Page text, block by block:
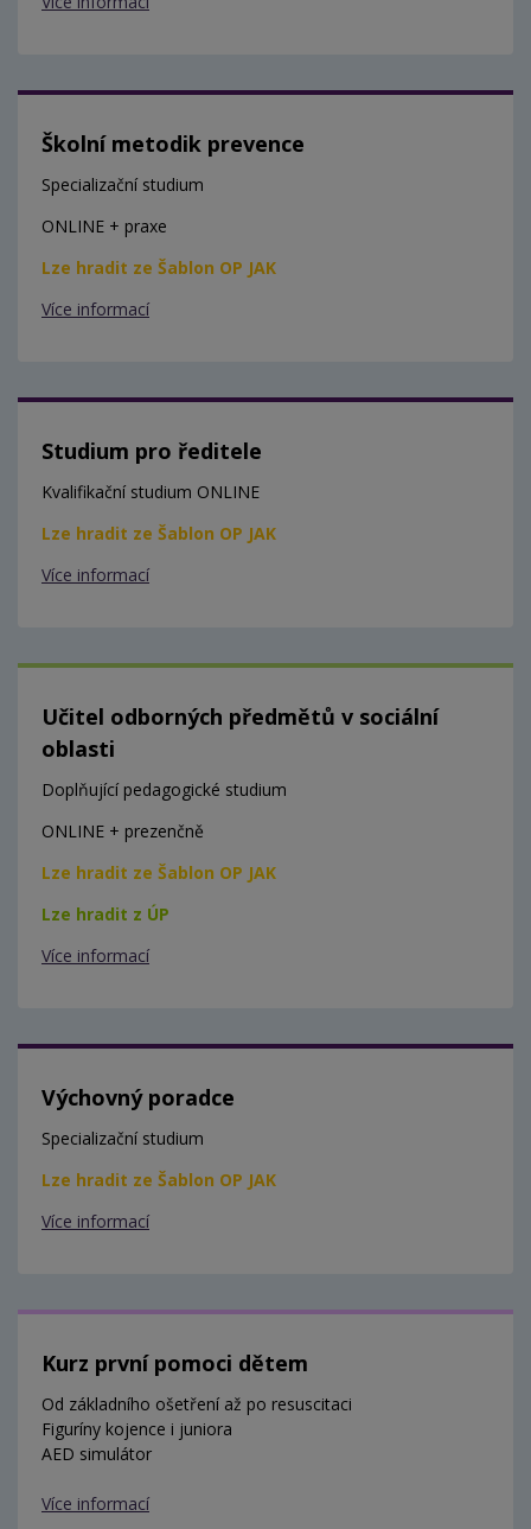
Školní metodik prevence
Specializační studium
ONLINE + praxe
Lze hradit ze Šablon OP JAK
Více informací
Studium pro ředitele
Kvalifikační studium ONLINE
Lze hradit ze Šablon OP JAK
Více informací
Učitel odborných předmětů v sociální
oblasti
Doplňující pedagogické studium
ONLINE + prezenčně
Lze hradit ze Šablon OP JAK
Lze hradit z ÚP
Více informací
Výchovný poradce
Specializační studium
Lze hradit ze Šablon OP JAK
Více informací
Kurz první pomoci dětem
Od základního ošetření až po resuscitaci
Figuríny kojence i juniora
AED simulátor
Více informací